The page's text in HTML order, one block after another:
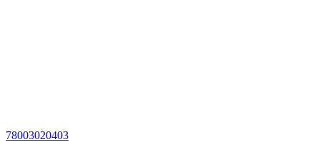
78003020403